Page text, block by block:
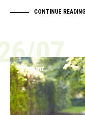
CONTINUE READING
07
ACTUALITÉ